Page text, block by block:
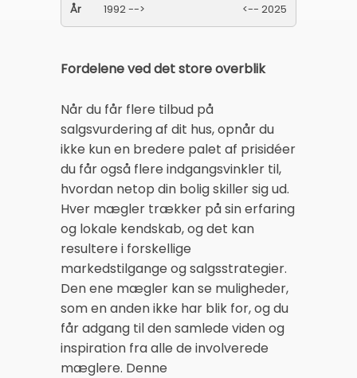
År
1992 --> <-- 2025
Fordelene ved det store overblik
Når du får flere tilbud på
salgsvurdering af dit hus, opnår du
ikke kun en bredere palet af prisidéer
du får også flere indgangsvinkler til,
hvordan netop din bolig skiller sig ud.
Hver mægler trækker på sin erfaring
og lokale kendskab, og det kan
resultere i forskellige
markedstilgange og salgsstrategier.
Den ene mægler kan se muligheder,
som en anden ikke har blik for, og du
får adgang til den samlede viden og
inspiration fra alle de involverede
mæglere. Denne